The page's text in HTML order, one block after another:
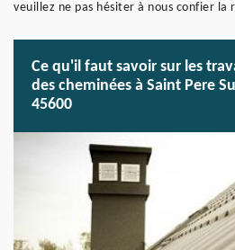
veuillez ne pas hésiter à nous confier
Ce qu'il faut savoir sur les
des cheminées à Saint Pere
45600